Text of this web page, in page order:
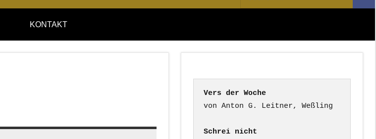
nach:
KONTAKT
Vers der Woche
Schrei nicht